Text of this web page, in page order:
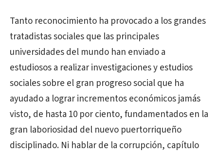
Tanto reconocimiento ha provocado a los grandes
tratadistas sociales que las principales
universidades del mundo han enviado a
estudiosos a realizar investigaciones y estudios
sociales sobre el gran progreso social que ha
ayudado a lograr incrementos económicos jamás
visto, de hasta 10 por ciento, fundamentados en la
gran laboriosidad del nuevo puertorriqueño
disciplinado. Ni hablar de la corrupción, capítulo